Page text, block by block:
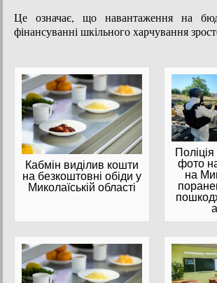
Це означає, що навантаження на
фінансуванні шкільного харчування
Кабмін виділив кошти
на безкоштовні обіди у
Миколаїській області
фото
на